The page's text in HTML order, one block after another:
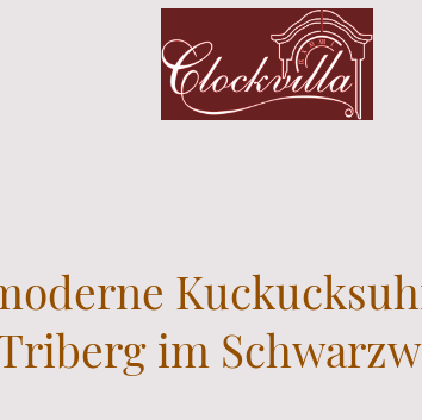
im